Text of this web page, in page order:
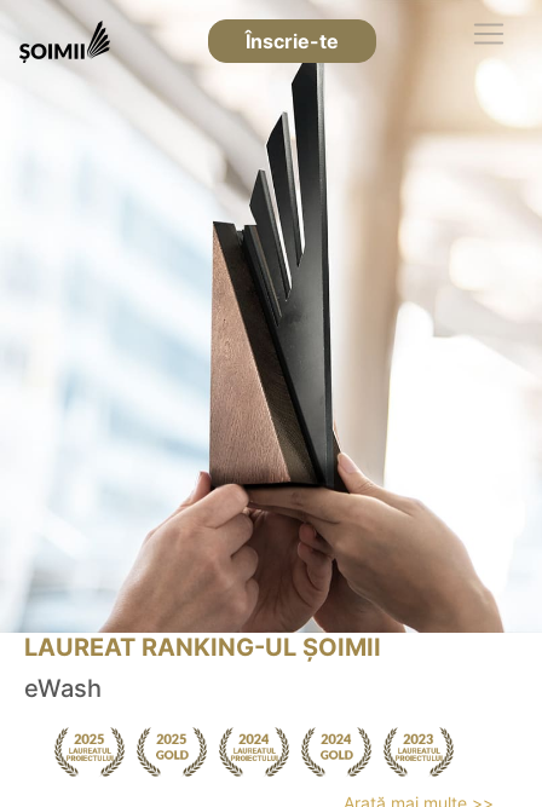
Înscrie-te
LAUREAT RANKING-UL ȘOIMII
eWash
Arată mai multe >>